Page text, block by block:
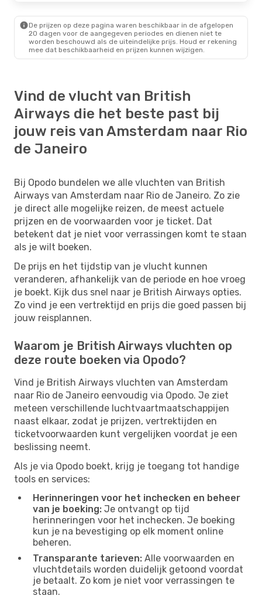
De prijzen op deze pagina waren beschikbaar in de afgelopen
20 dagen voor de aangegeven periodes en dienen niet te
worden beschouwd als de uiteindelijke prijs. Houd er rekening
mee dat beschikbaarheid en prijzen kunnen wijzigen.
Vind de vlucht van British
Airways die het beste past bij
jouw reis van Amsterdam naar Rio
de Janeiro
Bij Opodo bundelen we alle vluchten van British
Airways van Amsterdam naar Rio de Janeiro. Zo zie
je direct alle mogelijke reizen, de meest actuele
prijzen en de voorwaarden voor je ticket. Dat
betekent dat je niet voor verrassingen komt te staan
als je wilt boeken.
De prijs en het tijdstip van je vlucht kunnen
veranderen, afhankelijk van de periode en hoe vroeg
je boekt. Kijk dus snel naar je British Airways opties.
Zo vind je een vertrektijd en prijs die goed passen bij
jouw reisplannen.
Waarom je British Airways vluchten op
deze route boeken via Opodo?
Vind je British Airways vluchten van Amsterdam
naar Rio de Janeiro eenvoudig via Opodo. Je ziet
meteen verschillende luchtvaartmaatschappijen
naast elkaar, zodat je prijzen, vertrektijden en
ticketvoorwaarden kunt vergelijken voordat je een
beslissing neemt.
Als je via Opodo boekt, krijg je toegang tot handige
tools en services:
Herinneringen voor het inchecken en beheer
van je boeking: Je ontvangt op tijd
herinneringen voor het inchecken. Je boeking
kun je na bevestiging op elk moment online
beheren.
Transparante tarieven: Alle voorwaarden en
vluchtdetails worden duidelijk getoond voordat
je betaalt. Zo kom je niet voor verrassingen te
staan.